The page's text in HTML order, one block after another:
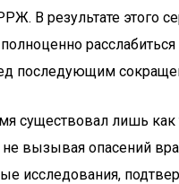
В результате этого
расслабиться
последующим
существовал лишь как
вызывая опасений
исследования,